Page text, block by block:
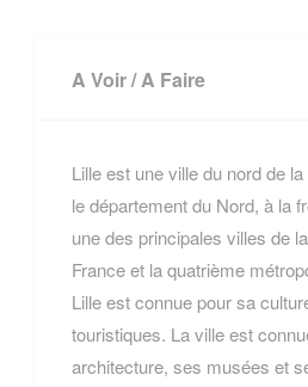
A Voir / A Faire
Lille est une ville du nord de
le département du Nord, à la
une des principales villes de
France et la quatrième
Lille est connue pour sa
touristiques. La ville est
architecture, ses musées et